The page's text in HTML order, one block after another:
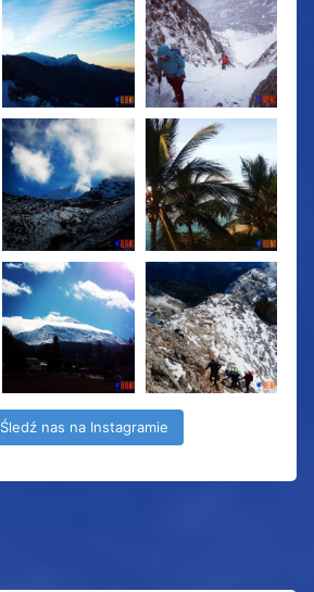
Śledź nas na Instagramie